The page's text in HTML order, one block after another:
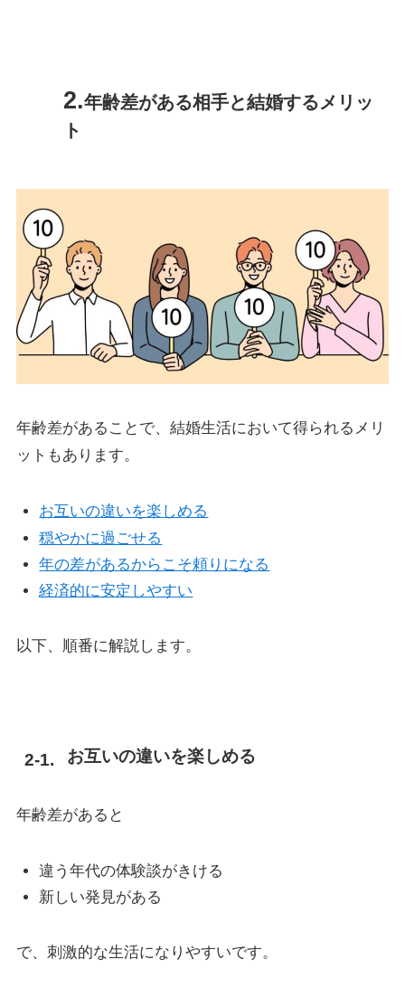
年齢差がある相手と結婚するメリッ
ト
年齢差があることで、結婚生活において得られるメリ
ットもあります。
お互いの違いを楽しめる
穏やかに過ごせる
年の差があるからこそ頼りになる
経済的に安定しやすい
以下、順番に解説します。
お互いの違いを楽しめる
年齢差があると
違う年代の体験談がきける
新しい発見がある
で、刺激的な生活になりやすいです。